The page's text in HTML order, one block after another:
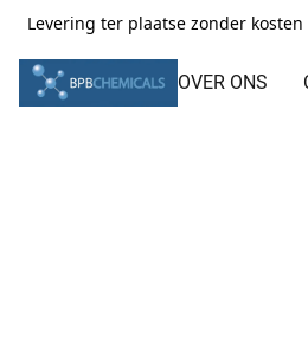
Levering ter plaatse zonder
OVER ONS